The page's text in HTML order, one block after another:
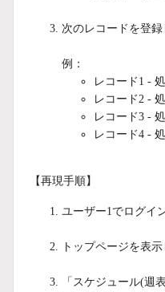
次のレコードを登録
例：
レコード1 -
レコード2 -
レコード3 -
レコード4 -
【再現手順】
ユーザー1でログイ
トップページを表示
「スケジュール(週